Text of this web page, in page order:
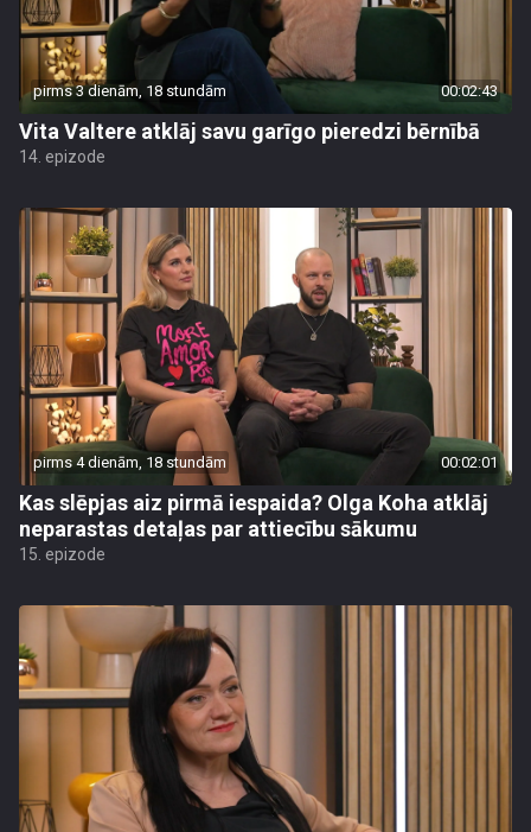
pirms 3 dienām, 18 stundām 00:02:43
Vita Valtere atklāj savu garīgo pieredzi bērnībā
14. epizode
pirms 4 dienām, 18 stundām 00:02:01
Kas slēpjas aiz pirmā iespaida? Olga Koha atklāj
neparastas detaļas par attiecību sākumu
15. epizode